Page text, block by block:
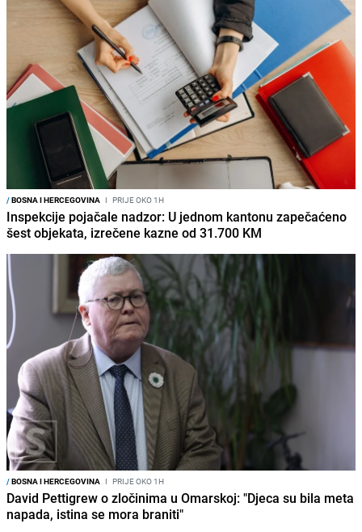
/BOSNA I HERCEGOVINA I PRIJE OKO 1H
Inspekcije pojačale nadzor: U jednom kantonu zapečaćeno
šest objekata, izrečene kazne od 31.700 KM
/BOSNA I HERCEGOVINA I PRIJE OKO 1H
David Pettigrew o zločinima u Omarskoj: "Djeca su bila meta
napada, istina se mora braniti"